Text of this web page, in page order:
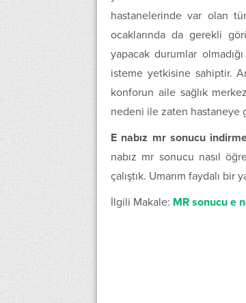
hastanelerinde var olan
ocaklarında da gerekli
yapacak durumlar
isteme yetkisine sahiptir.
konforun aile sağlık
nedeni ile zaten hastaneye
E nabız mr sonucu
nabız mr sonucu nasıl
çalıştık. Umarım faydalı bir
İlgili Makale: MR sonucu e